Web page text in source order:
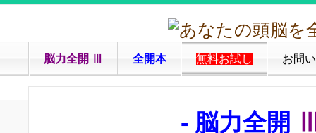
脳力全開 Ⅲ 全開本 無料お試し お問
- 脳力全開